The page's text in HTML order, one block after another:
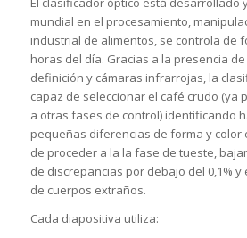
mundial en el procesamiento,
industrial de alimentos, se controla de
horas del día. Gracias a la presencia
definición y cámaras infrarrojas, la
capaz de seleccionar el café crudo (ya
a otras fases de control) identificando
pequeñas diferencias de forma y color
de proceder a la la fase de tueste,
de discrepancias por debajo del 0,1% y
de cuerpos extraños.
Cada diapositiva utiliza: